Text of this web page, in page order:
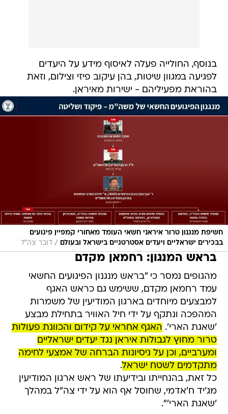
בנוסף, החולייה פעלה לאיסוף מידע על היעדים
לפגיעה במגוון שיטות, בהן עיקוב פיזי וצילום, וזאת
בהוראת מפעיליהם - ישירות מאיראן.
חשיפת מנגנון טרור איראני חשאי העומד מאחורי קמפיין פיגועים
בבכירים ישראליים ויעדים אסטרטגיים בישראל ובעולם
/ דובר צה"ל
בראש המנגון: רחמאן מקדם
מהגופים נמסר כי "בראש מנגנון הפיגועים החשאי
עמד רחמאן מקדם, ששימש גם כראש האגף
למבצעים מיוחדים בארגון המודיעין של משמרות
המהפכה ונתקף על ידי חיל האוויר בתחילת מבצע
'שאגת הארי'. האגף אחראי על קידום והכוונת פעולות
טרור מחוץ לגבולות איראן נגד יעדים ישראליים
ומערביים, וכן על ניסיונות הברחה של אמצעי לחימה
מתקדמים לשטח ישראל.
כל זאת, בהנחייתו ובידיעתו של ראש ארגון המודיעין
מג'יד ח'אדמי, שחוסל אף הוא על ידי צה"ל במהלך
'שאגת הארי'".